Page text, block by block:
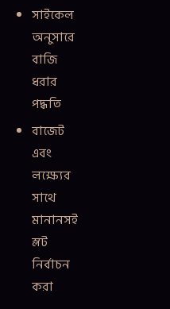
সাইকেল
অনুসারে
বাজি
ধরার
পদ্ধতি
বাজেট
এবং
লক্ষ্যের
সাথে
মানানসই
স্লট
নির্বাচন
করা